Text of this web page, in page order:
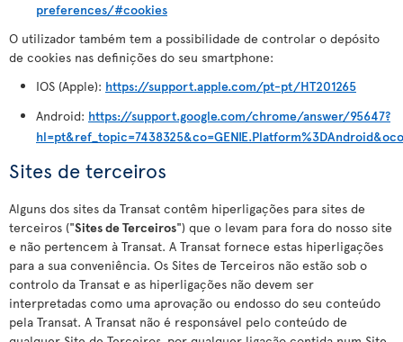
preferences/#cookies
O utilizador também tem a possibilidade de controlar o depósito
de cookies nas definições do seu smartphone:
IOS (Apple): https://support.apple.com/pt-pt/HT201265
Android: https://support.google.com/chrome/answer/95647?
Sites de terceiros
Alguns dos sites da Transat contêm hiperligações para sites de
terceiros ("Sites de Terceiros") que o levam para fora do nosso site
e não pertencem à Transat. A Transat fornece estas hiperligações
para a sua conveniência. Os Sites de Terceiros não estão sob o
controlo da Transat e as hiperligações não devem ser
interpretadas como uma aprovação ou endosso do seu conteúdo
pela Transat. A Transat não é responsável pelo conteúdo de